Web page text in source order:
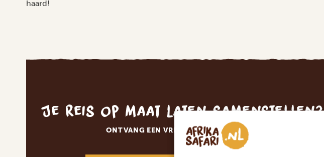
haard!
Je reis op maat laten samenstellen?
ONTVANG EEN VRIJBLIJVENDE OFFERTE